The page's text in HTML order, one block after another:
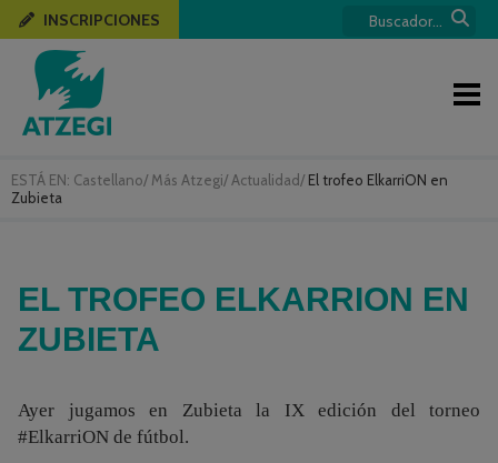
ESTÁ EN: Castellano/ Más Atzegi/ Actualidad/ El trofeo ElkarriON en
Zubieta
INSCRIPCIONES
EL TROFEO ELKARRION EN
ZUBIETA
Ayer jugamos en Zubieta la IX edición del torneo
#ElkarriON de fútbol.